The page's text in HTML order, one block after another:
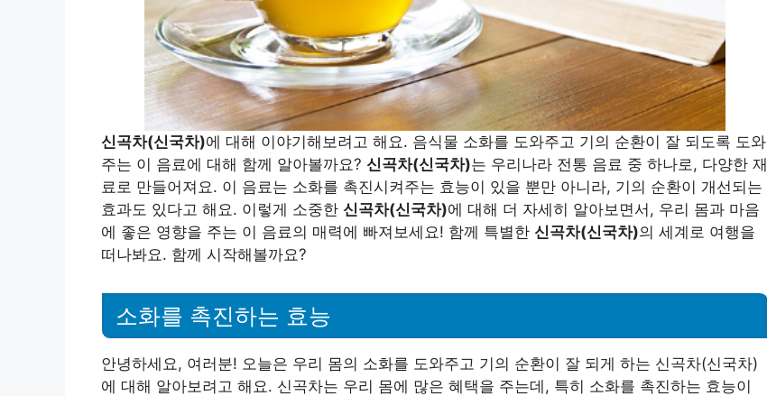
신곡차(신국차)에 대해 이야기해보려고 해요. 음식물 소화를 도와주고 기의 순환이 잘 되도록 도와
주는 이 음료에 대해 함께 알아볼까요? 신곡차(신국차)는 우리나라 전통 음료 중 하나로, 다양한 재
료로 만들어져요. 이 음료는 소화를 촉진시켜주는 효능이 있을 뿐만 아니라, 기의 순환이 개선되는
효과도 있다고 해요. 이렇게 소중한 신곡차(신국차)에 대해 더 자세히 알아보면서, 우리 몸과 마음
에 좋은 영향을 주는 이 음료의 매력에 빠져보세요! 함께 특별한 신곡차(신국차)의 세계로 여행을
떠나봐요. 함께 시작해볼까요?
소화를 촉진하는 효능
안녕하세요, 여러분! 오늘은 우리 몸의 소화를 도와주고 기의 순환이 잘 되게 하는 신곡차(신국차)
에 대해 알아보려고 해요. 신곡차는 우리 몸에 많은 혜택을 주는데, 특히 소화를 촉진하는 효능이